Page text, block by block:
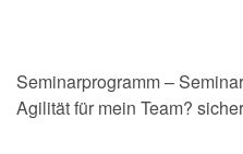
Seminarprogramm –
Agilität für mein Team?